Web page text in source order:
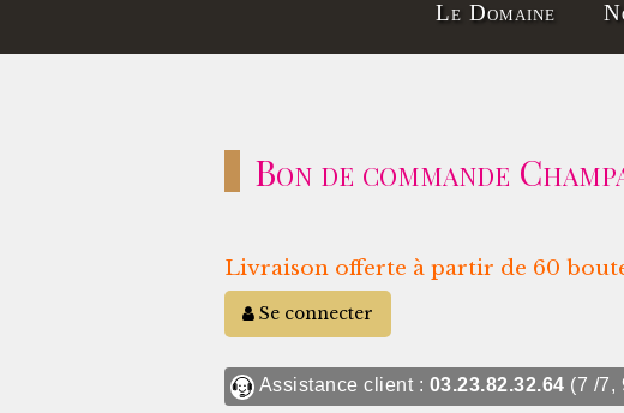
Le Domaine
Bon de commande
Livraison offerte à partir de 60
Se connecter
Assistance client : 03.23.82.32.64 (7 /7,